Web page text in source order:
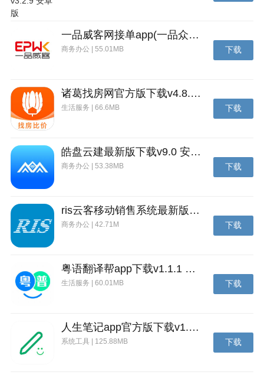
【公平竞技，格斗新生】
最为公平的成长变强，即时对决PVP，与时间竞赛的
PVE，均在公平的个人基础成长之上的不断突破变强，
公平对决激发热血本能，随时随时印证你的格斗实力！
继承经典极致格斗挑战，深渊史诗，幸运闪光，职业的
冒险比拼实力也是比拼运气，你比你想象的更强。
多元职业力量体系，上百技能连招随心组合，总有适合
你的连击秘技，格斗对决爽快由心！
围绕使徒的多人挑战在移动端再次展开，罗特斯Raid副
本惊喜与挑战并存，更有记忆封存的远古副本等待勇士
重临挑战，阿拉德的冒险，再次开启！
一品威客网接单app(一品众包)下载v2.7.1 安卓最新版
商务办公 | 55.01MB 下载
诸葛找房网官方版下载v4.8.1.1 安卓最新版
生活服务 | 66.6MB 下载
皓盘云建最新版下载v9.0 安卓版
商务办公 | 53.38MB 下载
ris云客移动销售系统最新版下载v1.1.25 安卓手机版
商务办公 | 42.71M 下载
粤语翻译帮app下载v1.1.1 安卓版
生活服务 | 60.01MB 下载
人生笔记app官方版下载v1.19.4 安卓版
系统工具 | 125.88MB 下载